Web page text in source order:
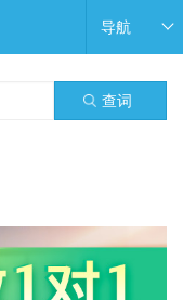
导航
查词